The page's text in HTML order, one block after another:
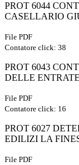
PROT 6044
CASELLARIO
File PDF
Contatore click: 38
PROT 6043
DELLE
File PDF
Contatore click: 16
PROT 6027
EDILIZI LA
File PDF